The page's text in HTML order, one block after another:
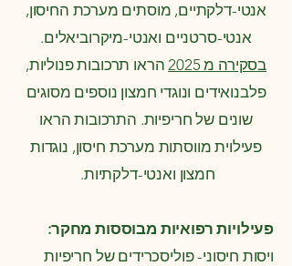
אנטי-דלקתיים, מוסתים מערכת החיסון,
אנטי-סרטניים ואנטי-מיקרוביאלים.
בסקירה מ 2025
הראו תרכובות פנוליות,
פלבנואידים ונוגדי חמצון נוספים מסוגים
שונים של חריפיות. התרכובות הראו
פעילוית מווסתות מערכת חיסון, נוגדות
חמצון ואנטי-דלקתיות.
פעילויות רפואיות מבוססות מחקר:
ויסות חיסוני- פוליסכרידים של חריפיות